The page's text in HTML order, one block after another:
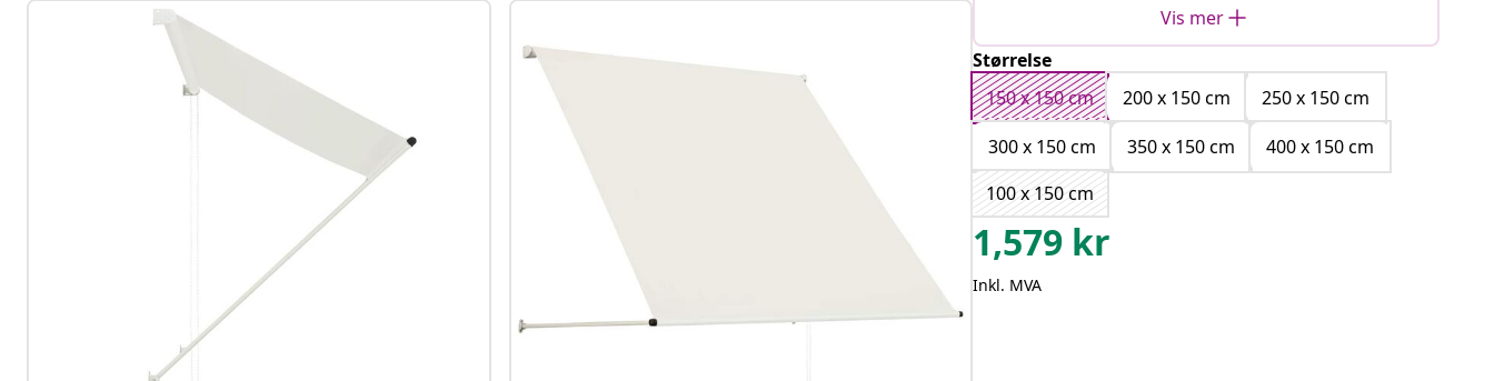
Flerfarge
t
Gråbrun
Vis mer
Størrelse
150 x 150 cm
200 x 150 cm
250 x 150 cm
300 x 150 cm
350 x 150 cm
400 x 150 cm
100 x 150 cm
1,579 kr
Inkl. MVA